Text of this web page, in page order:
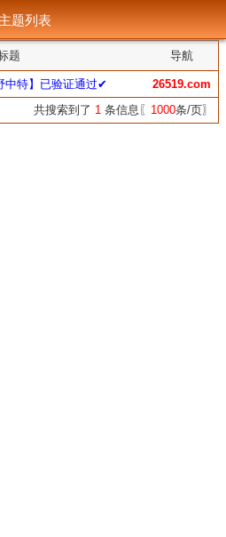
主题列表
题 导航
中特】已验证通过✔
26519.com
共搜索到了 1 条信息〖 1000条/页〗